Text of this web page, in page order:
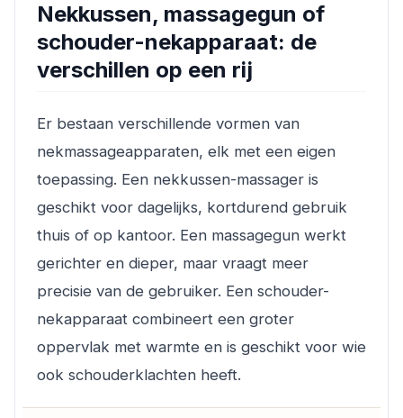
Nekkussen, massagegun of
schouder-nekapparaat: de
verschillen op een rij
Er bestaan verschillende vormen van
nekmassageapparaten, elk met een eigen
toepassing. Een nekkussen-massager is
geschikt voor dagelijks, kortdurend gebruik
thuis of op kantoor. Een massagegun werkt
gerichter en dieper, maar vraagt meer
precisie van de gebruiker. Een schouder-
nekapparaat combineert een groter
oppervlak met warmte en is geschikt voor wie
ook schouderklachten heeft.